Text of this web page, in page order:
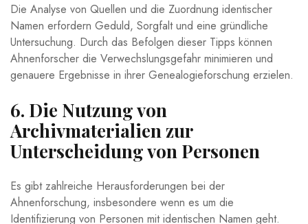
Die Analyse von Quellen und die Zuordnung identischer
Namen erfordern Geduld, Sorgfalt und eine gründliche
Untersuchung. Durch das Befolgen dieser Tipps können
Ahnenforscher die Verwechslungsgefahr minimieren und
genauere Ergebnisse in ihrer Genealogieforschung erzielen.
6. Die Nutzung von
Archivmaterialien zur
Unterscheidung von Personen
Es gibt zahlreiche Herausforderungen bei der
Ahnenforschung, insbesondere wenn es um die
Identifizierung von Personen mit identischen Namen geht.